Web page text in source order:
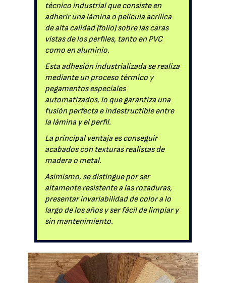
técnico industrial que consiste en
adherir una lámina o película acrílica
de alta calidad (folio) sobre las caras
vistas de los perfiles, tanto en PVC
como en aluminio.
Esta adhesión industrializada se realiza
mediante un proceso térmico y
pegamentos especiales
automatizados, lo que garantiza una
fusión perfecta e indestructible entre
la lámina y el perfil.
La principal ventaja es conseguir
acabados con texturas realistas de
madera o metal.
Asimismo, se distingue por ser
altamente resistente a las rozaduras,
presentar invariabilidad de color a lo
largo de los años y ser fácil de limpiar y
sin mantenimiento.